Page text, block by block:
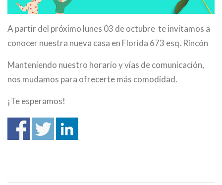
A partir del próximo lunes 03 de octubre te invitamos a
conocer nuestra nueva casa en Florida 673 esq. Rincón
Manteniendo nuestro horario y vías de comunicación,
nos mudamos para ofrecerte más comodidad.
¡Te esperamos!